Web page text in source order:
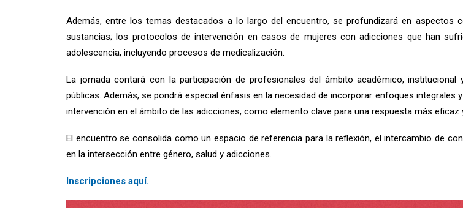
Además, entre los temas destacados a lo largo del encuentro, se profundizará en
sustancias; los protocolos de intervención en casos de mujeres con adicciones que han
adolescencia, incluyendo procesos de medicalización.
La jornada contará con la participación de profesionales del ámbito académico,
públicas. Además, se pondrá especial énfasis en la necesidad de incorporar enfoques
intervención en el ámbito de las adicciones, como elemento clave para una respuesta más eficaz
El encuentro se consolida como un espacio de referencia para la reflexión, el intercambio de
en la intersección entre género, salud y adicciones.
Inscripciones aquí.